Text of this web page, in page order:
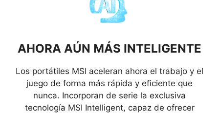
AHORA AÚN MÁS INTELIGENTE
Los portátiles MSI aceleran ahora el trabajo y el
juego de forma más rápida y eficiente que
nunca. Incorporan de serie la exclusiva
tecnología MSI Intelligent, capaz de ofrecer